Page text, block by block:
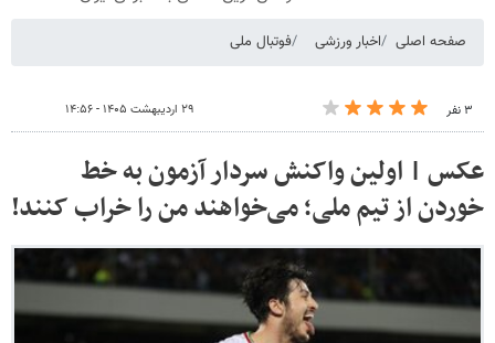
صفحه اصلی اخبار ورزشی فوتبال ملی
۳ نفر ۲۹ اردیبهشت ۱۴۰۵ - ۱۴:۵۶
عکس | اولین واکنش سردار آزمون به خط
خوردن از تیم ملی؛ می‌خواهند من را خراب کنند!